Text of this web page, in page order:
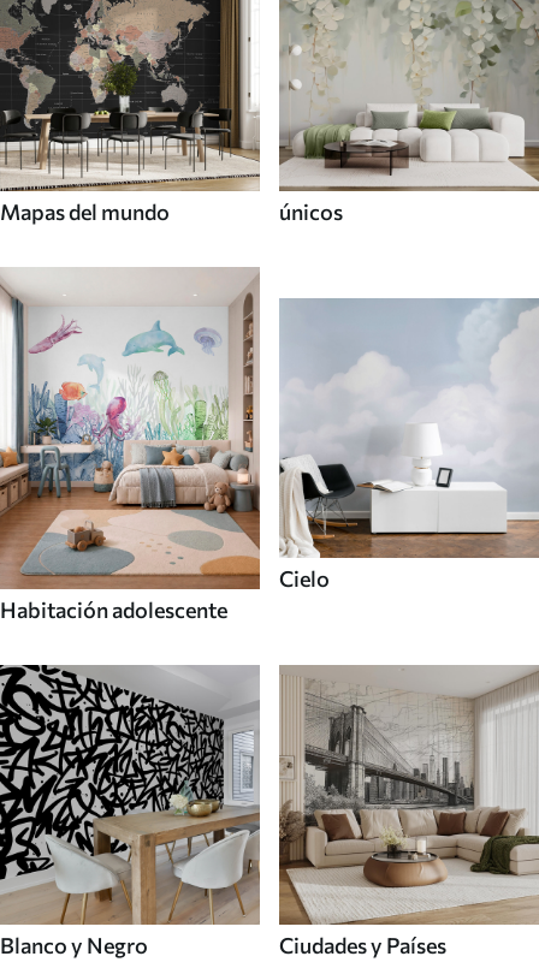
Mapas del mundo únicos
Habitación adolescente
Cielo
Blanco y Negro Ciudades y Países